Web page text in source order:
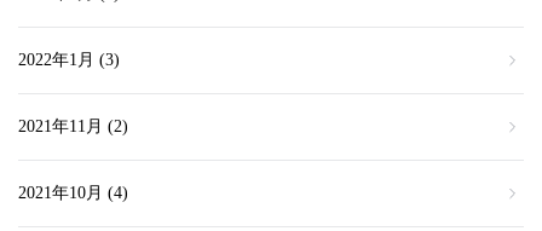
2022年1月 (3)
2021年11月 (2)
2021年10月 (4)